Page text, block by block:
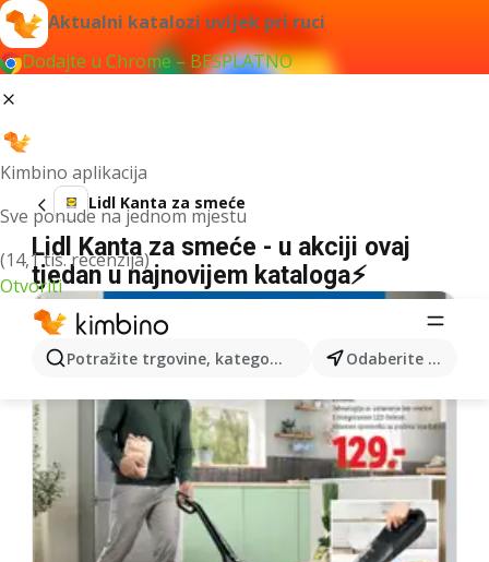
Aktualni katalozi uvijek pri ruci
Dodajte u Chrome – BESPLATNO
Kimbino aplikacija
Sve ponude na jednom mjestu
(14,1 tis. recenzija)
Otvoriti
Potražite trgovine, kategorije, proizvode... Odaberite grad
Lidl Kanta za smeće
Lidl Kanta za smeće - u akciji ovaj
tjedan u najnovijem kataloga⚡